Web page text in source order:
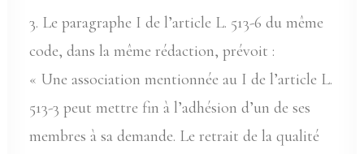
3. Le paragraphe I de l’article L. 513-6 du même
code, dans la même rédaction, prévoit :
« Une association mentionnée au I de l’article L.
513-3 peut mettre fin à l’adhésion d’un de ses
membres à sa demande. Le retrait de la qualité